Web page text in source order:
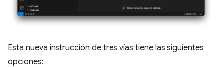
Esta nueva instrucción de tres vías tiene las siguientes
opciones: